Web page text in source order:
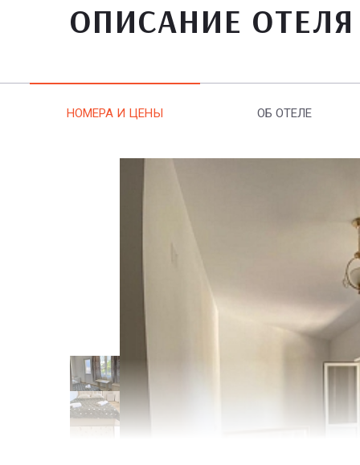
ОПИСАНИЕ ОТЕЛЯ
НОМЕРА И ЦЕНЫ ОБ ОТЕЛЕ